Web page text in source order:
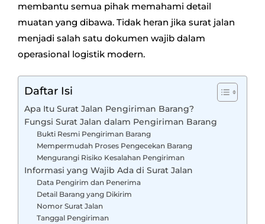
membantu semua pihak memahami detail
muatan yang dibawa. Tidak heran jika surat jalan
menjadi salah satu dokumen wajib dalam
operasional logistik modern.
Daftar Isi
Apa Itu Surat Jalan Pengiriman Barang?
Fungsi Surat Jalan dalam Pengiriman Barang
Bukti Resmi Pengiriman Barang
Mempermudah Proses Pengecekan Barang
Mengurangi Risiko Kesalahan Pengiriman
Informasi yang Wajib Ada di Surat Jalan
Data Pengirim dan Penerima
Detail Barang yang Dikirim
Nomor Surat Jalan
Tanggal Pengiriman